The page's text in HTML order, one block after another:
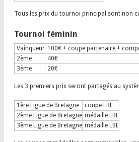
Tous les prix du tournoi principal sont non
Tournoi féminin
Vainqueur 100€ + coupe partenaire +
2ème
40€
3ème
20€
Les 3 premiers prix seront partagés au
1ère Ligue de Bretagne
coupe LBE
2ème Ligue de Bretagne médaille LBE
3ème Ligue de Bretagne médaille LBE